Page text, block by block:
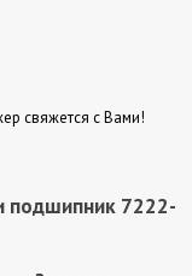
свяжется с Вами!
подшипник 7222-